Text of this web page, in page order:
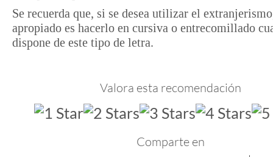
Se recuerda que, si se desea utilizar el
apropiado es hacerlo en cursiva o entrecomillado
dispone de este tipo de letra.
Valora esta recomendación
Comparte en